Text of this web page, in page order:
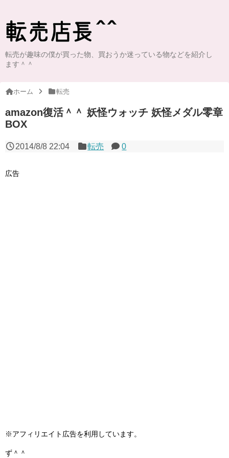
転売が趣味の僕が買った物、買おうか迷っている物などを紹介し
ます＾＾
ホーム 転売
amazon復活＾＾ 妖怪ウォッチ 妖怪メダル零章
BOX
2014/8/8 22:04 転売 0
広告
※アフィリエイト広告を利用しています。
ず＾＾